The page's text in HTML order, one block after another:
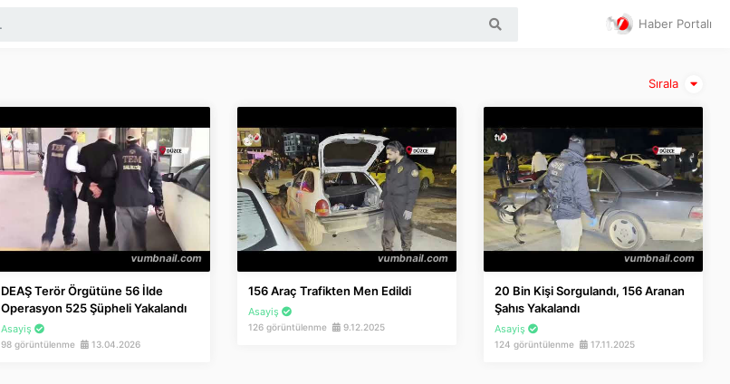
Haber Portalı
Sırala
DEAŞ Terör Örgütüne 56 İlde
Operasyon 525 Şüpheli Yakalandı
Asayiş
98 görüntülenme 13.04.2026
156 Araç Trafikten Men Edildi
Asayiş
126 görüntülenme 9.12.2025
20 Bin Kişi Sorgulandı, 156 Aranan
Şahıs Yakalandı
Asayiş
124 görüntülenme 17.11.2025